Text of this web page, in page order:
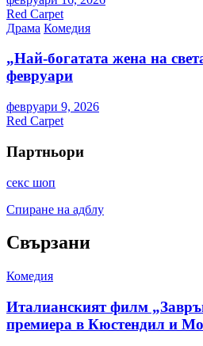
Red Carpet
Драма Комедия
„Най-богатата жена на
февруари
февруари 9, 2026
Red Carpet
Партньори
секс шоп
Спиране на адблу
Свързани
Комедия
Италианският филм
премиера в Кюстендил и